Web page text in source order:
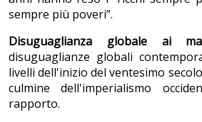
sempre più poveri”.
Disuguaglianza globale ai
disuguaglianze globali
livelli dell'inizio del ventesimo
culmine dell'imperialismo
rapporto.